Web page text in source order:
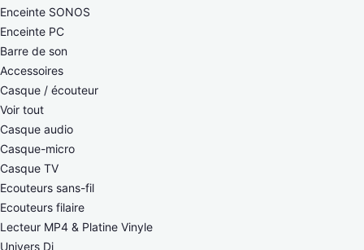
Enceinte SONOS
Enceinte PC
Barre de son
Accessoires
Casque / écouteur
Voir tout
Casque audio
Casque-micro
Casque TV
Ecouteurs sans-fil
Ecouteurs filaire
Lecteur MP4 & Platine Vinyle
Univers Dj